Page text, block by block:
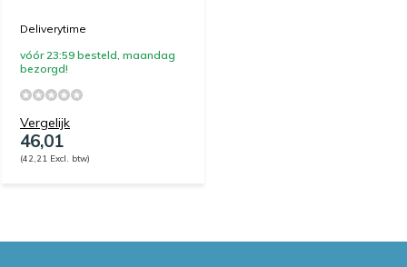
Deliverytime
vóór 23:59 besteld, maandag
bezorgd!
Vergelijk
46,01
(42,21 Excl. btw)